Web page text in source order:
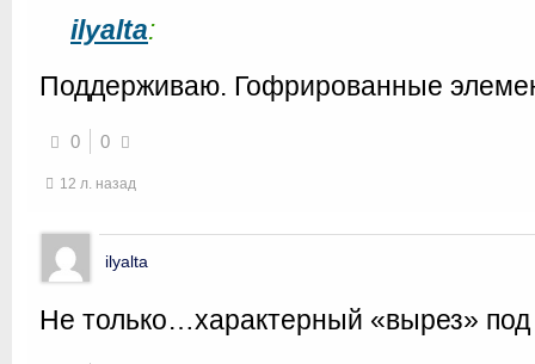
ilyalta:
Поддерживаю. Гофрированные
0 0
12 л. назад
ilyalta
Не только…характерный «вырез»